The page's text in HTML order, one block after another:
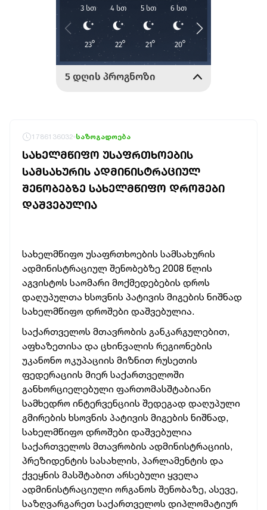
1786136032 საზოგადოება
ᲡᲐᲮᲔᲚᲛᲬᲘᲤᲝ ᲣᲡᲐᲤᲠᲗᲮᲝᲔᲑᲘᲡ
ᲡᲐᲛᲡᲐᲮᲣᲠᲘᲡ ᲐᲓᲛᲘᲜᲘᲡᲢᲠᲐᲪᲘᲣᲚ
ᲨᲔᲜᲝᲑᲔᲑᲖᲔ ᲡᲐᲮᲔᲚᲛᲬᲘᲤᲝ ᲓᲠᲝᲨᲔᲑᲘ
ᲓᲐᲨᲕᲔᲑᲣᲚᲘᲐ
სახელმწიფო უსაფრთხოების სამსახურის
ადმინისტრაციულ შენობებზე 2008 წლის
აგვისტოს საომარი მოქმედებების დროს
დაღუპულთა ხსოვნის პატივის მიგების ნიშნად
სახელმწიფო დროშები დაშვებულია.
საქართველოს მთავრობის განკარგულებით,
აფხაზეთისა და ცხინვალის რეგიონების
უკანონო ოკუპაციის მიზნით რუსეთის
ფედერაციის მიერ საქართველოში
განხორციელებული ფართომასშტაბიანი
სამხედრო ინტერვენციის შედეგად დაღუპული
გმირების ხსოვნის პატივის მიგების ნიშნად,
სახელმწიფო დროშები დაშვებულია
საქართველოს მთავრობის ადმინისტრაციის,
პრეზიდენტის სასახლის, პარლამენტის და
ქვეყნის მასშტაბით არსებული ყველა
ადმინისტრაციული ორგანოს შენობაზე, ასევე,
საზღვარგარეთ საქართველოს დიპლომატიურ